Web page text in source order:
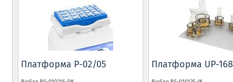
Платформа P-02/05 Платформа UP-168